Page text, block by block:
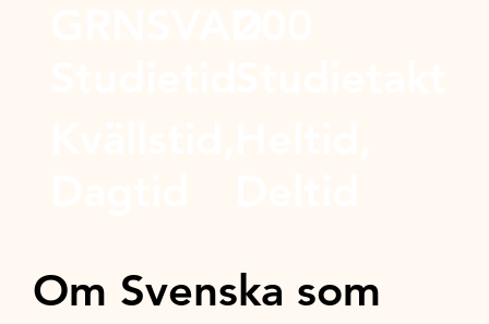
Om Svenska som